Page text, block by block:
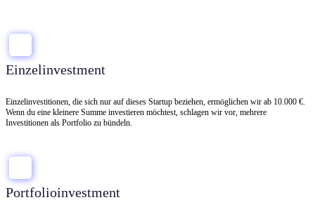
Einzelinvestment
Einzelinvestitionen, die sich nur auf dieses Startup beziehen, ermöglichen wir ab 10.000 €.
Wenn du eine kleinere Summe investieren möchtest, schlagen wir vor, mehrere
Investitionen als Portfolio zu bündeln.
Portfolioinvestment